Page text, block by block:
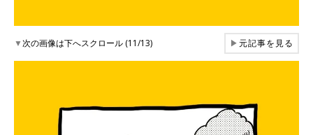
▼次の画像は下へスクロール (11/13) ▶元記事を見る